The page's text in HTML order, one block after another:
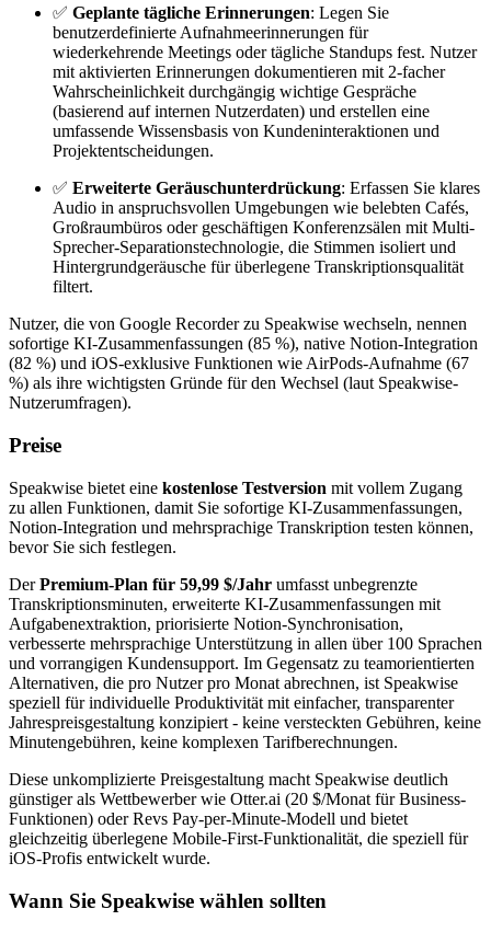
✅ Geplante tägliche Erinnerungen: Legen Sie
benutzerdefinierte Aufnahmeerinnerungen für
wiederkehrende Meetings oder tägliche Standups fest. Nutzer
mit aktivierten Erinnerungen dokumentieren mit 2-facher
Wahrscheinlichkeit durchgängig wichtige Gespräche
(basierend auf internen Nutzerdaten) und erstellen eine
umfassende Wissensbasis von Kundeninteraktionen und
Projektentscheidungen.
✅ Erweiterte Geräuschunterdrückung: Erfassen Sie klares
Audio in anspruchsvollen Umgebungen wie belebten Cafés,
Großraumbüros oder geschäftigen Konferenzsälen mit Multi-
Sprecher-Separationstechnologie, die Stimmen isoliert und
Hintergrundgeräusche für überlegene Transkriptionsqualität
filtert.
Nutzer, die von Google Recorder zu Speakwise wechseln, nennen
sofortige KI-Zusammenfassungen (85 %), native Notion-Integration
(82 %) und iOS-exklusive Funktionen wie AirPods-Aufnahme (67
%) als ihre wichtigsten Gründe für den Wechsel (laut Speakwise-
Nutzerumfragen).
Preise
Speakwise bietet eine kostenlose Testversion mit vollem Zugang
zu allen Funktionen, damit Sie sofortige KI-Zusammenfassungen,
Notion-Integration und mehrsprachige Transkription testen können,
bevor Sie sich festlegen.
DerPremium-Plan für 59,99 $/Jahr umfasst unbegrenzte
Transkriptionsminuten, erweiterte KI-Zusammenfassungen mit
Aufgabenextraktion, priorisierte Notion-Synchronisation,
verbesserte mehrsprachige Unterstützung in allen über 100 Sprachen
und vorrangigen Kundensupport. Im Gegensatz zu teamorientierten
Alternativen, die pro Nutzer pro Monat abrechnen, ist Speakwise
speziell für individuelle Produktivität mit einfacher, transparenter
Jahrespreisgestaltung konzipiert - keine versteckten Gebühren, keine
Minutengebühren, keine komplexen Tarifberechnungen.
Diese unkomplizierte Preisgestaltung macht Speakwise deutlich
günstiger als Wettbewerber wie Otter.ai (20 $/Monat für Business-
Funktionen) oder Revs Pay-per-Minute-Modell und bietet
gleichzeitig überlegene Mobile-First-Funktionalität, die speziell für
iOS-Profis entwickelt wurde.
Wann Sie Speakwise wählen sollten